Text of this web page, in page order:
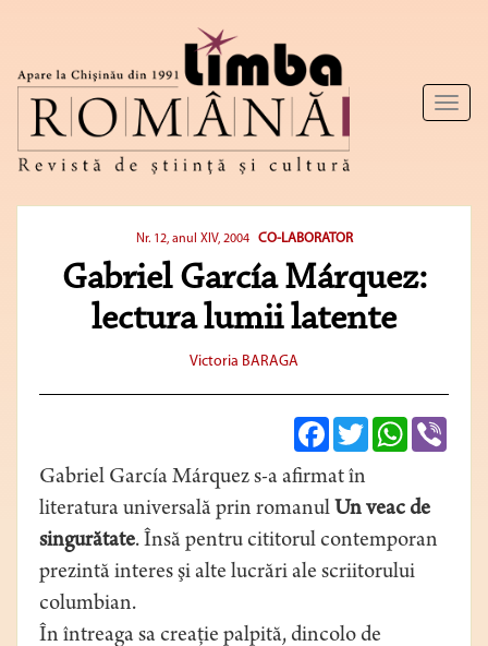
Toggle
Nr. 12, anul XIV, 2004 CO-LABORATOR
Gabriel García Márquez:
lectura lumii latente
Victoria BARAGA
FacebookTwitterWhatsApp
Gabriel García Márquez s-a afirmat în
literatura universală prin romanul Un veac de
singurătate. Însă pentru cititorul contemporan
prezintă interes şi alte lucrări ale scriitorului
columbian.
În întreaga sa creaţie palpită, dincolo de